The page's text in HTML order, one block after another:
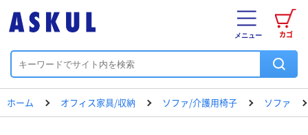
カゴ
メニュー
ホーム オフィス家具/収納 ソファ/介護用椅子 ソファ